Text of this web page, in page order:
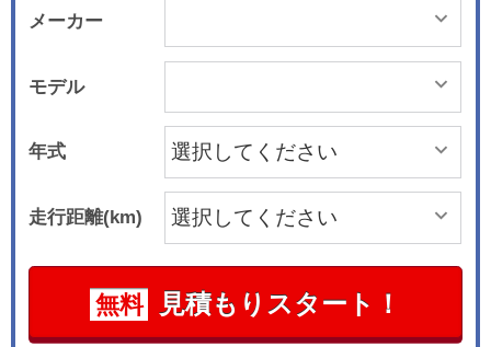
メーカー
モデル
年式
走行距離(km)
無料 見積もりスタート！